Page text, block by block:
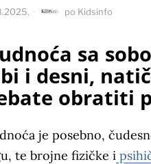
po Kidsinfo
sa
i desni,
obratiti
je posebno,
te brojne fizičke i